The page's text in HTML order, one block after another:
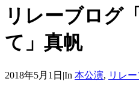
リレーブログ
て」真帆
2018年5月1日 |In 本公演, リレ